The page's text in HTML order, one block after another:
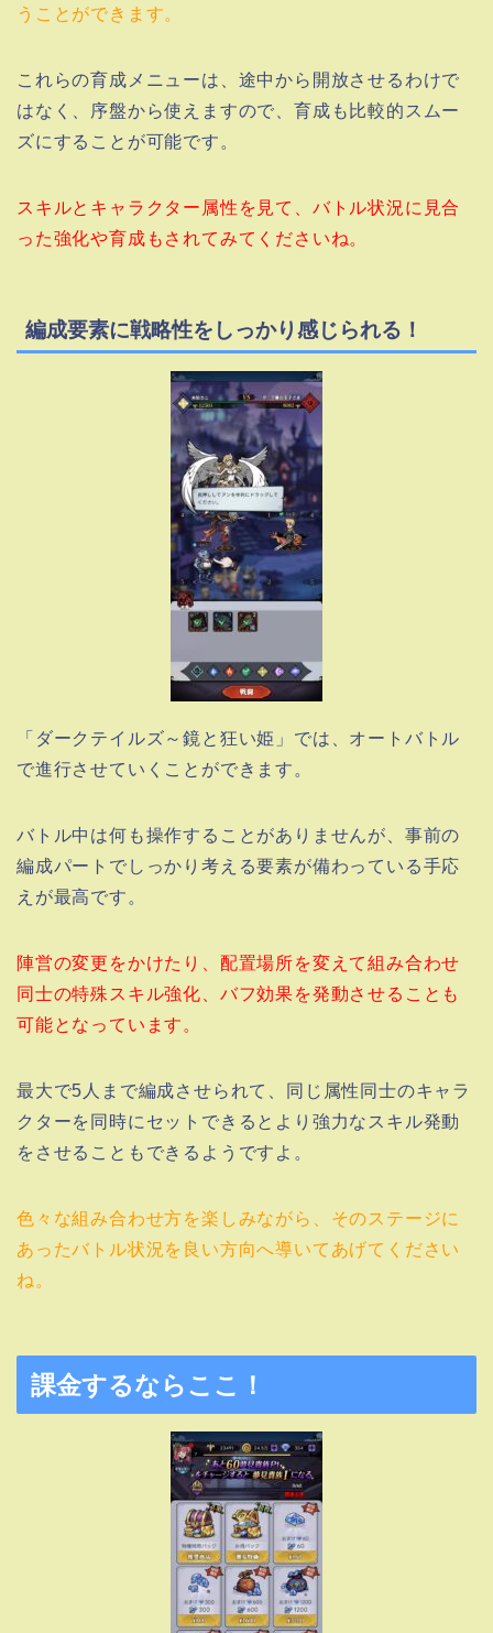
うことができます。
これらの育成メニューは、途中から開放させるわけで
はなく、序盤から使えますので、育成も比較的スムー
ズにすることが可能です。
スキルとキャラクター属性を見て、バトル状況に見合
った強化や育成もされてみてくださいね。
編成要素に戦略性をしっかり感じられる！
「ダークテイルズ～鏡と狂い姫」では、オートバトル
で進行させていくことができます。
バトル中は何も操作することがありませんが、事前の
編成パートでしっかり考える要素が備わっている手応
えが最高です。
陣営の変更をかけたり、配置場所を変えて組み合わせ
同士の特殊スキル強化、バフ効果を発動させることも
可能となっています。
最大で5人まで編成させられて、同じ属性同士のキャラ
クターを同時にセットできるとより強力なスキル発動
をさせることもできるようですよ。
色々な組み合わせ方を楽しみながら、そのステージに
あったバトル状況を良い方向へ導いてあげてください
ね。
課金するならここ！